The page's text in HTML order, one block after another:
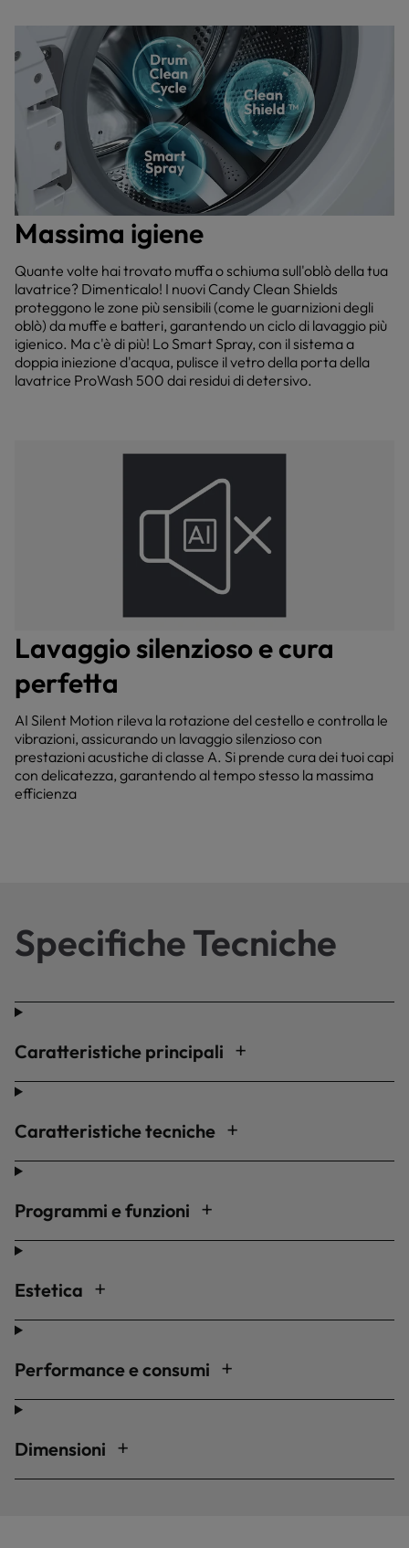
Massima igiene
Quante volte hai trovato muffa o schiuma sull'oblò della tua
lavatrice? Dimenticalo! I nuovi Candy Clean Shields
proteggono le zone più sensibili (come le guarnizioni degli
oblò) da muffe e batteri, garantendo un ciclo di lavaggio più
igienico. Ma c'è di più! Lo Smart Spray, con il sistema a
doppia iniezione d'acqua, pulisce il vetro della porta della
lavatrice ProWash 500 dai residui di detersivo.
Lavaggio silenzioso e cura
perfetta
AI Silent Motion rileva la rotazione del cestello e controlla le
vibrazioni, assicurando un lavaggio silenzioso con
prestazioni acustiche di classe A. Si prende cura dei tuoi capi
con delicatezza, garantendo al tempo stesso la massima
efficienza
Specifiche Tecniche
Caratteristiche principali
Caratteristiche tecniche
Programmi e funzioni
Estetica
Performance e consumi
Dimensioni